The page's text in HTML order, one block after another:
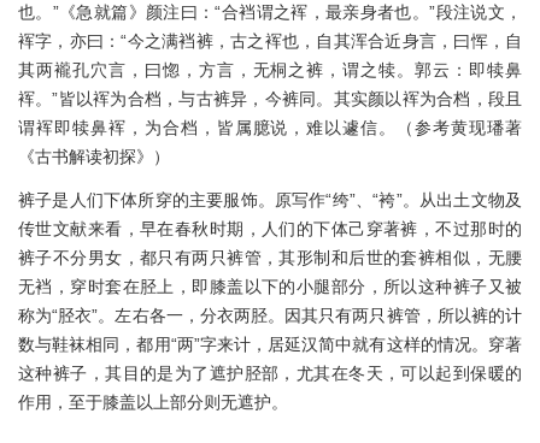
也。”《急就篇》颜注曰：“合裆谓之裈，最亲身者也。”段注说文，
裈字，亦曰：“今之满裆裤，古之裈也，自其浑合近身言，曰恽，自
其两襱孔穴言，曰惚，方言，无桐之裤，谓之犊。郭云：即犊鼻
裈。”皆以裈为合档，与古裤异，今裤同。其实颜以裈为合档，段且
谓裈即犊鼻裈，为合档，皆属臆说，难以遽信。（参考黄现璠著
《古书解读初探》）
裤子是人们下体所穿的主要服饰。原写作“绔”、“袴”。从出土文物及
传世文献来看，早在春秋时期，人们的下体己穿著裤，不过那时的
裤子不分男女，都只有两只裤管，其形制和后世的套裤相似，无腰
无裆，穿时套在胫上，即膝盖以下的小腿部分，所以这种裤子又被
称为“胫衣”。左右各一，分衣两胫。因其只有两只裤管，所以裤的计
数与鞋袜相同，都用“两”字来计，居延汉简中就有这样的情况。穿著
这种裤子，其目的是为了遮护胫部，尤其在冬天，可以起到保暖的
作用，至于膝盖以上部分则无遮护。